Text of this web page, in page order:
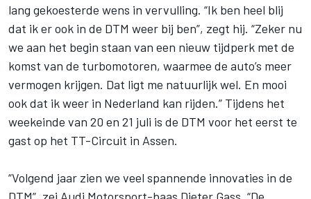
lang gekoesterde wens in vervulling. “Ik ben heel blij
dat ik er ook in de DTM weer bij ben”, zegt hij. “Zeker nu
we aan het begin staan van een nieuw tijdperk met de
komst van de turbomotoren, waarmee de auto’s meer
vermogen krijgen. Dat ligt me natuurlijk wel. En mooi
ook dat ik weer in Nederland kan rijden.” Tijdens het
weekeinde van 20 en 21 juli is de DTM voor het eerst te
gast op het TT-Circuit in Assen.
“Volgend jaar zien we veel spannende innovaties in de